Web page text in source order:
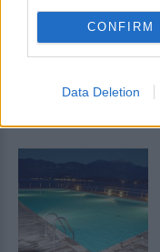
CONFIRM
Data Deletion